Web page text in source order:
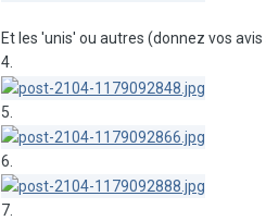
Et les 'unis' ou autres (donnez vos
4.
5.
6.
7.